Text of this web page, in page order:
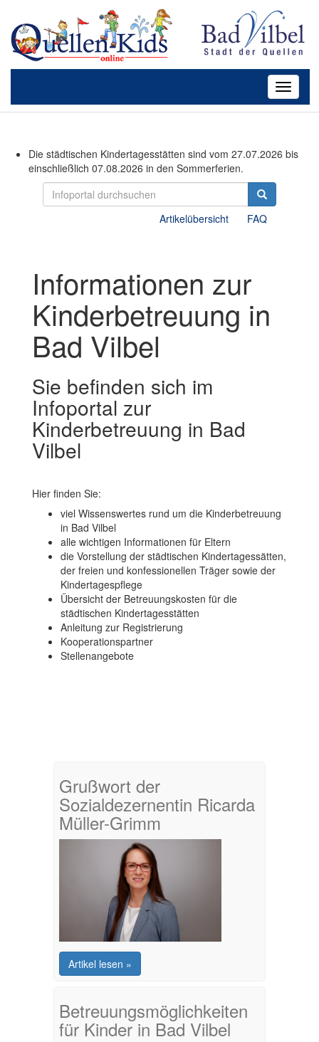
Toggle
Die städtischen Kindertagesstätten sind vom 27.07.2026 bis
einschließlich 07.08.2026 in den Sommerferien.
FAQ
Artikelübersicht
Informationen zur
Kinderbetreuung in
Bad Vilbel
Sie befinden sich im
Infoportal zur
Kinderbetreuung in Bad
Vilbel
Hier finden Sie:
viel Wissenswertes rund um die Kinderbetreuung
in Bad Vilbel
alle wichtigen Informationen für Eltern
die Vorstellung der städtischen Kindertagessätten,
der freien und konfessionellen Träger sowie der
Kindertagespflege
Übersicht der Betreuungskosten für die
städtischen Kindertagesstätten
Anleitung zur Registrierung
Kooperationspartner
Stellenangebote
Grußwort der
Sozialdezernentin Ricarda
Müller-Grimm
Artikel lesen »
Betreuungsmöglichkeiten
für Kinder in Bad Vilbel